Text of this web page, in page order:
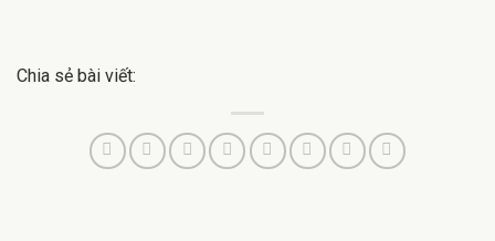
Chia sẻ bài viết: